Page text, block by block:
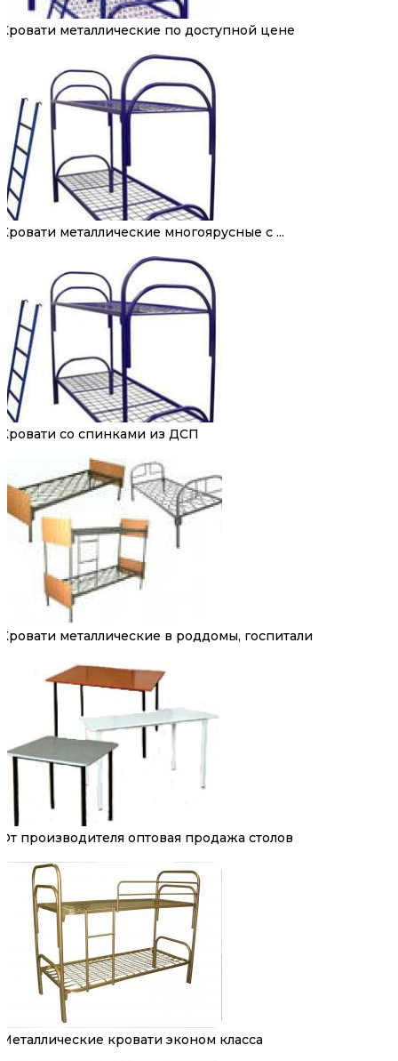
Кровати металлические по доступной цене
Кровати металлические многоярусные с ...
Кровати со спинками из ДСП
Кровати металлические в роддомы, госпитали
От производителя оптовая продажа столов
Металлические кровати эконом класса